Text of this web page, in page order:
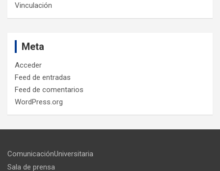
Vinculación
Meta
Acceder
Feed de entradas
Feed de comentarios
WordPress.org
ComunicaciónUniversitaria
Sala de prensa